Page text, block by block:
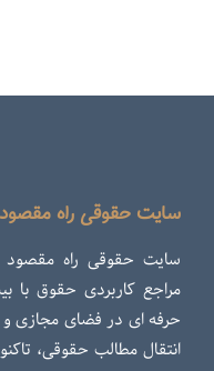
سایت حقوقی راه مقصود
سایت حقوقی راه مقصود
حرفه ای در فضای مجازی
انتقال مطالب حقوقی،